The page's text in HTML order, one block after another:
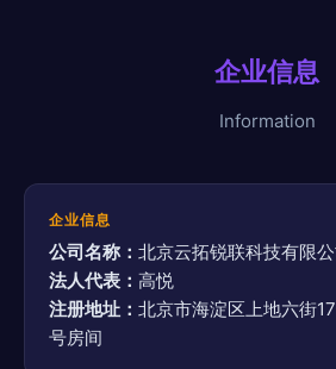
企业信息
Information
企业信息
公司名称： 北京云拓锐联科技有限
法人代表： 高悦
注册地址： 北京市海淀区上地六街
号房间